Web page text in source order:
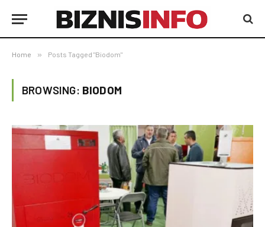
Home » Posts Tagged "Biodom"
BROWSING: BIODOM